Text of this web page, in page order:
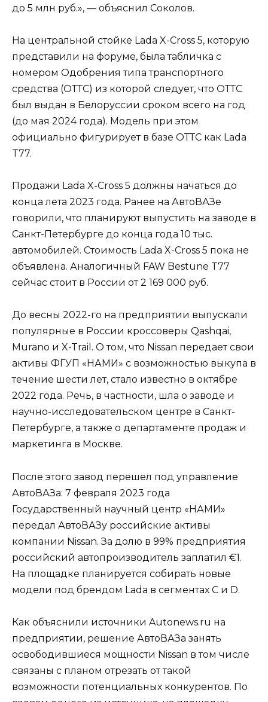
до 5 млн руб.», — объяснил Соколов.
На центральной стойке Lada X-Cross 5, которую
представили на форуме, была табличка с
номером Одобрения типа транспортного
средства (ОТТС) из которой следует, что ОТТС
был выдан в Белоруссии сроком всего на год
(до мая 2024 года). Модель при этом
официально фигурирует в базе ОТТС как Lada
T77.
Продажи Lada X-Cross 5 должны начаться до
конца лета 2023 года. Ранее на АвтоВАЗе
говорили, что планируют выпустить на заводе в
Санкт-Петербурге до конца года 10 тыс.
автомобилей. Стоимость Lada X-Cross 5 пока не
объявлена. Аналогичный FAW Bestune T77
сейчас стоит в России от 2 169 000 руб.
До весны 2022-го на предприятии выпускали
популярные в России кроссоверы Qashqai,
Murano и X-Trail. О том, что Nissan передает свои
активы ФГУП «НАМИ» с возможностью выкупа в
течение шести лет, стало известно в октябре
2022 года. Речь, в частности, шла о заводе и
научно-исследовательском центре в Санкт-
Петербурге, а также о департаменте продаж и
маркетинга в Москве.
После этого завод перешел под управление
АвтоВАЗа: 7 февраля 2023 года
Государственный научный центр «НАМИ»
передал АвтоВАЗу российские активы
компании Nissan. За долю в 99% предприятия
российский автопроизводитель заплатил €1.
На площадке планируется собирать новые
модели под брендом Lada в сегментах С и D.
Как объяснили источники Autonews.ru на
предприятии, решение АвтоВАЗа занять
освободившиеся мощности Nissan в том числе
связаны с планом отрезать от такой
возможности потенциальных конкурентов. По